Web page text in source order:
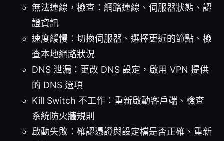
無法連線，檢查：網路連線、伺服器狀態、認
證資訊
速度緩慢：切換伺服器、選擇更近的節點、檢
查本地網路狀況
DNS 泄漏：更改 DNS 設定，啟用 VPN 提供
的 DNS 選項
Kill Switch 不工作：重新啟動客戶端、檢查
系統防火牆規則
啟動失敗：確認憑證與設定檔是否正確、重新